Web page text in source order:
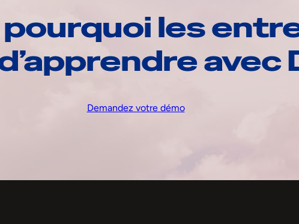
les
avec
Demandez votre démo